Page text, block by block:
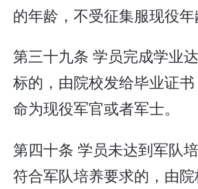
的年龄，不受征集服现役年
第三十九条 学员完成学业
标的，由院校发给毕业证
命为现役军官或者军士。
第四十条 学员未达到军队
符合军队培养要求的，由